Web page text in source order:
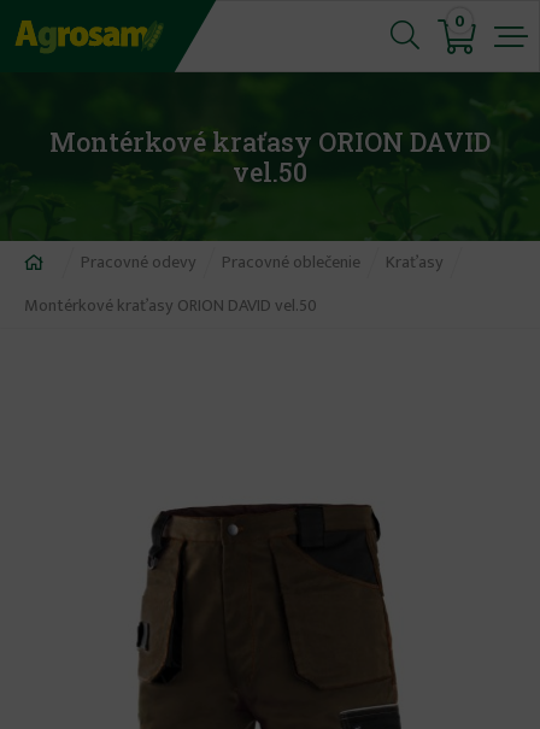
Jump
to
0
Montérkové kraťasy ORION DAVID
vel.50
Nachádzate
sa
Pracovné odevy Pracovné oblečenie
Kraťasy
Montérkové kraťasy ORION DAVID vel.50